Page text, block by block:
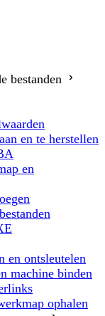
bestanden
en te herstellen
en
en ontsleutelen
machine binden
ophalen